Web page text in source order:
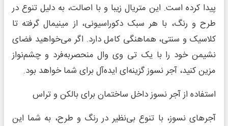
پیدا کرده است. این متریال زیبا و با اصالت، به دلیل تنوع در
طرح و رنگ، با هر سبک دکوراسیونی، از مینیمال گرفته تا
کلاسیک و سنتی، هماهنگی کامل دارد. اگر می‌خواهید فضای
نشیمن خود را با یک تی وی وال منحصربه‌فرد و چشم‌نواز
مزین کنید، آجر نسوز گزینه‌ای ایده‌آل برای شما خواهد بود.
استفاده از آجر نسوز داخل ساختمان برای بالکن و تراس
آجرهای نسوز، با تنوع بی‌نظیر در رنگ و طرح، به شما این